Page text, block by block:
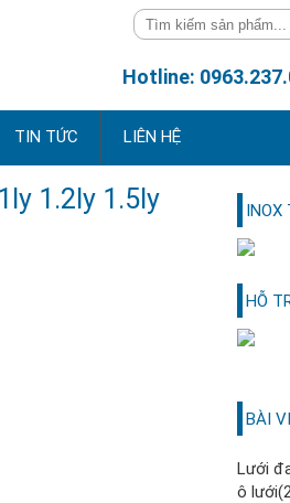
Hotline:
TIN TỨC LIÊN HỆ
1.2ly 1.5ly INOX
HỖ
BÀI
Lưới
ô